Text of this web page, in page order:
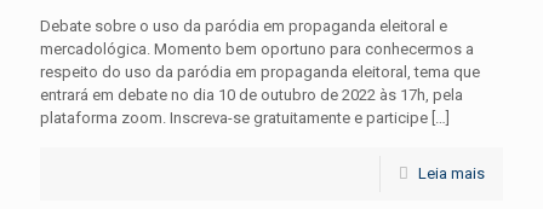
Debate sobre o uso da paródia em propaganda eleitoral e
mercadológica. Momento bem oportuno para conhecermos a
respeito do uso da paródia em propaganda eleitoral, tema que
entrará em debate no dia 10 de outubro de 2022 às 17h, pela
plataforma zoom. Inscreva-se gratuitamente e participe […]
Leia mais